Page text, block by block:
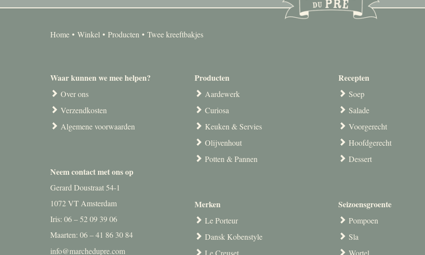
Home Winkel Producten Twee kreeftbakjes
Waar kunnen we mee helpen?
Over ons
Verzendkosten
Algemene voorwaarden
Neem contact met ons op
Gerard Doustraat 54-1
1072 VT Amsterdam
Iris: 06 – 52 09 39 06
Maarten: 06 – 41 86 30 84
info@marchedupre.com
Producten
Aardewerk
Curiosa
Keuken & Servies
Olijvenhout
Potten & Pannen
Merken
Le Porteur
Dansk Kobenstyle
Le Creuset
Recepten
Soep
Salade
Voorgerecht
Hoofdgerecht
Dessert
Seizoensgroente
Pompoen
Sla
Wortel